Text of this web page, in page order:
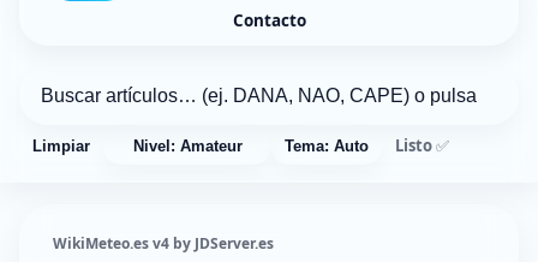
Contacto
Limpiar Nivel: Amateur Tema: Auto Listo ✅
WikiMeteo.es v4 by JDServer.es